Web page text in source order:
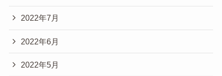
2022年7月
2022年6月
2022年5月